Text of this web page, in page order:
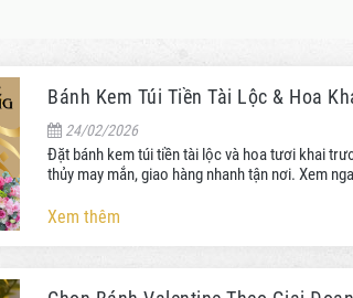
Bánh Kem Túi Tiền Tài Lộc & Hoa
24/02/2026
Đặt bánh kem túi tiền tài lộc và hoa tươi khai
thủy may mắn, giao hàng nhanh tận nơi. Xem
Xem thêm